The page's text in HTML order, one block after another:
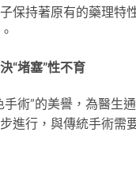
保持著原有的藥理特
“堵塞”性不育
”的美譽，為醫生
進行，與傳統手術需